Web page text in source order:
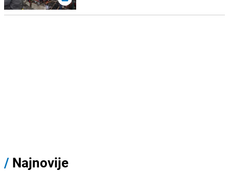
/ Najnovije